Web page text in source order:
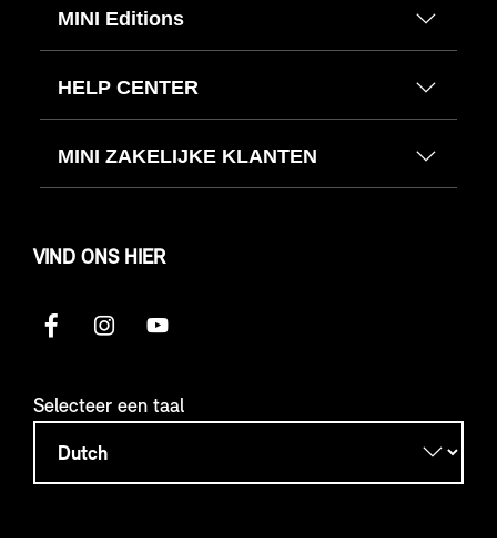
MINI Editions
HELP CENTER
MINI ZAKELIJKE KLANTEN
VIND ONS HIER
Selecteer een taal